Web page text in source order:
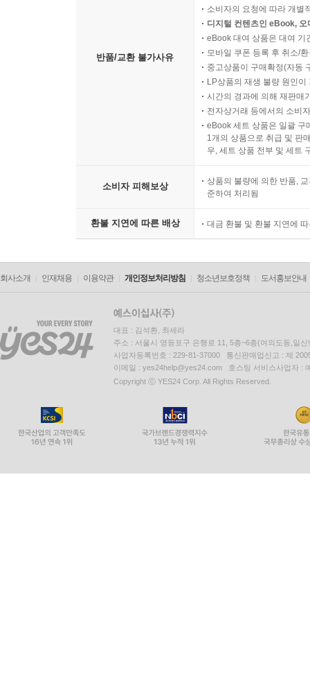
반품/교환 불가사유
소비자의 요청에 따라 개별
디지털 컨텐츠인 eBook,
eBook 대여 상품은 대여 기
모바일 쿠폰 등록 후 취소/
중고상품이 구매확정(자동
LP상품의 재생 불량 원인
시간의 경과에 의해 재판매
전자상거래 등에서의 소비
eBook 세트 상품은 일괄 구
1개의 상품으로 취급 및 판
우, 세트 상품 전부 및 세트
소비자 피해보상
상품의 불량에 의한 반품,
준하여 처리됨
환불 지연에 따른 배상 대금 환불 및 환불 지연에
회사소개 인재채용 이용약관 개인정보처리방침 청소년보호정책 도서홍보안내
대표 : 김석환, 최세라
주소 : 서울시 영등포구 은행로 11, 5층~6층(여의도동,일신
사업자등록번호 : 229-81-37000 통신판매업신고 : 제
이메일 : yes24help@yes24.com 호스팅 서비스사업자 :
Copyright ⓒ YES24 Corp. All Rights Reserved.